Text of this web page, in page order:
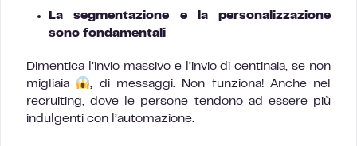
La segmentazione e la personalizzazione
sono fondamentali
Dimentica l’invio massivo e l’invio di centinaia, se non
migliaia
, di messaggi. Non funziona! Anche nel
recruiting, dove le persone tendono ad essere più
indulgenti con l’automazione.